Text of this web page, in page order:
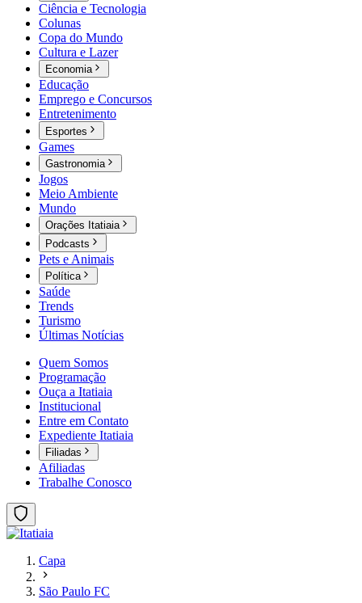
Ciência e Tecnologia
Colunas
Copa do Mundo
Cultura e Lazer
Economia
Educação
Emprego e Concursos
Entretenimento
Esportes
Games
Gastronomia
Jogos
Meio Ambiente
Mundo
Orações Itatiaia
Podcasts
Pets e Animais
Política
Saúde
Trends
Turismo
Últimas Notícias
Quem Somos
Programação
Ouça a Itatiaia
Institucional
Entre em Contato
Expediente Itatiaia
Filiadas
Afiliadas
Trabalhe Conosco
Capa
São Paulo FC